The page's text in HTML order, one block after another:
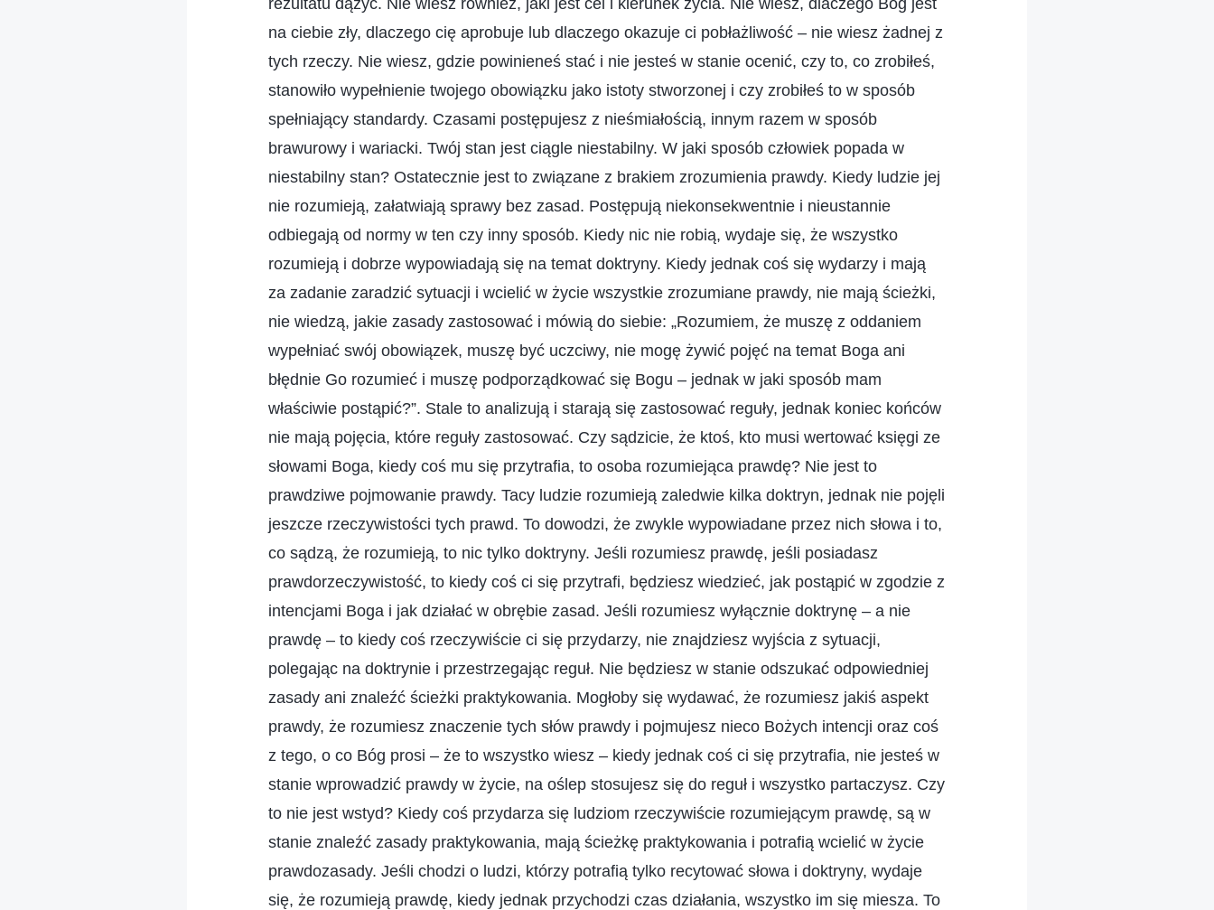
rezultatu dążyć. Nie wiesz również, jaki jest cel i kierunek życia. Nie wiesz, dlaczego Bóg jest
na ciebie zły, dlaczego cię aprobuje lub dlaczego okazuje ci pobłażliwość – nie wiesz żadnej z
tych rzeczy. Nie wiesz, gdzie powinieneś stać i nie jesteś w stanie ocenić, czy to, co zrobiłeś,
stanowiło wypełnienie twojego obowiązku jako istoty stworzonej i czy zrobiłeś to w sposób
spełniający standardy. Czasami postępujesz z nieśmiałością, innym razem w sposób
brawurowy i wariacki. Twój stan jest ciągle niestabilny. W jaki sposób człowiek popada w
niestabilny stan? Ostatecznie jest to związane z brakiem zrozumienia prawdy. Kiedy ludzie jej
nie rozumieją, załatwiają sprawy bez zasad. Postępują niekonsekwentnie i nieustannie
odbiegają od normy w ten czy inny sposób. Kiedy nic nie robią, wydaje się, że wszystko
rozumieją i dobrze wypowiadają się na temat doktryny. Kiedy jednak coś się wydarzy i mają
za zadanie zaradzić sytuacji i wcielić w życie wszystkie zrozumiane prawdy, nie mają ścieżki,
nie wiedzą, jakie zasady zastosować i mówią do siebie: „Rozumiem, że muszę z oddaniem
wypełniać swój obowiązek, muszę być uczciwy, nie mogę żywić pojęć na temat Boga ani
błędnie Go rozumieć i muszę podporządkować się Bogu – jednak w jaki sposób mam
właściwie postąpić?”. Stale to analizują i starają się zastosować reguły, jednak koniec końców
nie mają pojęcia, które reguły zastosować. Czy sądzicie, że ktoś, kto musi wertować księgi ze
słowami Boga, kiedy coś mu się przytrafia, to osoba rozumiejąca prawdę? Nie jest to
prawdziwe pojmowanie prawdy. Tacy ludzie rozumieją zaledwie kilka doktryn, jednak nie pojęli
jeszcze rzeczywistości tych prawd. To dowodzi, że zwykle wypowiadane przez nich słowa i to,
co sądzą, że rozumieją, to nic tylko doktryny. Jeśli rozumiesz prawdę, jeśli posiadasz
prawdorzeczywistość, to kiedy coś ci się przytrafi, będziesz wiedzieć, jak postąpić w zgodzie z
intencjami Boga i jak działać w obrębie zasad. Jeśli rozumiesz wyłącznie doktrynę – a nie
prawdę – to kiedy coś rzeczywiście ci się przydarzy, nie znajdziesz wyjścia z sytuacji,
polegając na doktrynie i przestrzegając reguł. Nie będziesz w stanie odszukać odpowiedniej
zasady ani znaleźć ścieżki praktykowania. Mogłoby się wydawać, że rozumiesz jakiś aspekt
prawdy, że rozumiesz znaczenie tych słów prawdy i pojmujesz nieco Bożych intencji oraz coś
z tego, o co Bóg prosi – że to wszystko wiesz – kiedy jednak coś ci się przytrafia, nie jesteś w
stanie wprowadzić prawdy w życie, na oślep stosujesz się do reguł i wszystko partaczysz. Czy
to nie jest wstyd? Kiedy coś przydarza się ludziom rzeczywiście rozumiejącym prawdę, są w
stanie znaleźć zasady praktykowania, mają ścieżkę praktykowania i potrafią wcielić w życie
prawdozasady. Jeśli chodzi o ludzi, którzy potrafią tylko recytować słowa i doktryny, wydaje
się, że rozumieją prawdę, kiedy jednak przychodzi czas działania, wszystko im się miesza. To